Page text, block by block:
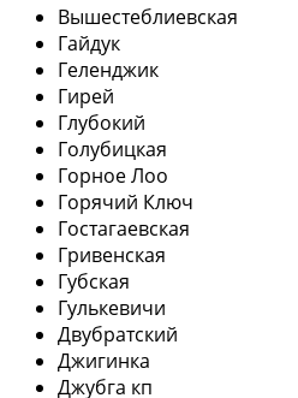
Вышестеблиевская
Гайдук
Геленджик
Гирей
Глубокий
Голубицкая
Горное Лоо
Горячий Ключ
Гостагаевская
Гривенская
Губская
Гулькевичи
Двубратский
Джигинка
Джубга кп